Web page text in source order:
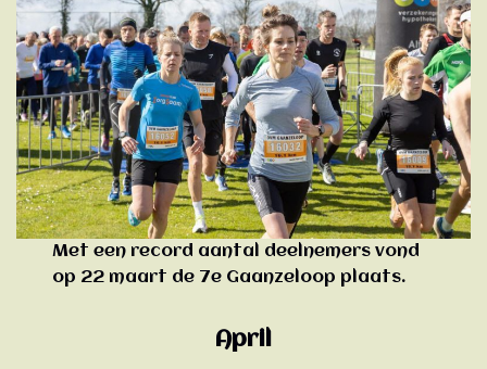
Met een record aantal deelnemers vond
op 22 maart de 7e Gaanzeloop plaats.
April